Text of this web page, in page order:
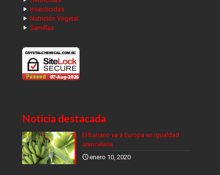
Insecticidas
Nutrición Vegetal
Semillas
Noticia destacada
El banano va a Europa en igualdad
arancelaria
enero 10, 2020